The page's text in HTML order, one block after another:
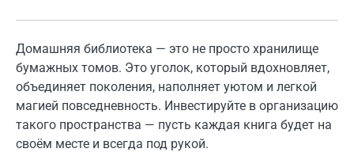
Домашняя библиотека — это не просто хранилище
бумажных томов. Это уголок, который вдохновляет,
объединяет поколения, наполняет уютом и легкой
магией повседневность. Инвестируйте в организацию
такого пространства — пусть каждая книга будет на
своём месте и всегда под рукой.